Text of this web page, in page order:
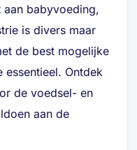
aan babyvoeding,
is divers maar
de best mogelijke
Ontdek
de voedsel- en
aan de